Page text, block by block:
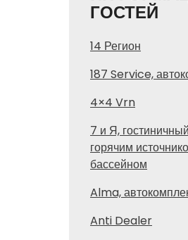
ГОСТЕЙ
14 Регион
187 Service,
4×4 Vrn
7 и Я,
горячим
бассейном
Alma,
Anti Dealer